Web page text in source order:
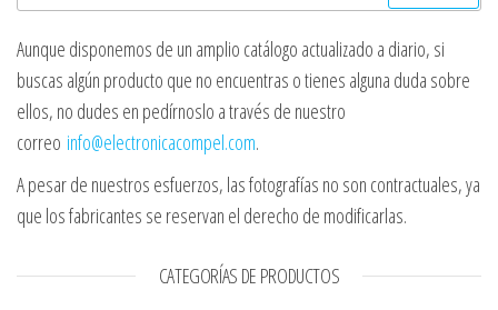
Aunque disponemos de un amplio catálogo actualizado a diario, si
buscas algún producto que no encuentras o tienes alguna duda sobre
ellos, no dudes en pedírnoslo a través de nuestro
correo info@electronicacompel.com.
A pesar de nuestros esfuerzos, las fotografías no son contractuales, ya
que los fabricantes se reservan el derecho de modificarlas.
CATEGORÍAS DE PRODUCTOS